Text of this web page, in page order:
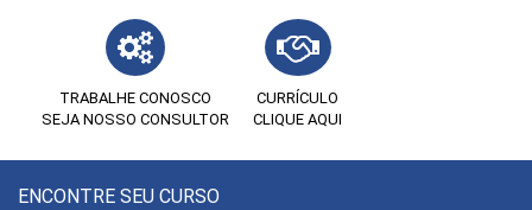
TRABALHE CONOSCO
SEJA NOSSO CONSULTOR
CURRÍCULO
CLIQUE AQUI
ENCONTRE SEU CURSO